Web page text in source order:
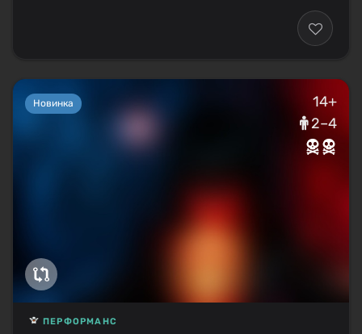
Новинка
14+
2–4
ПЕРФОРМАНС